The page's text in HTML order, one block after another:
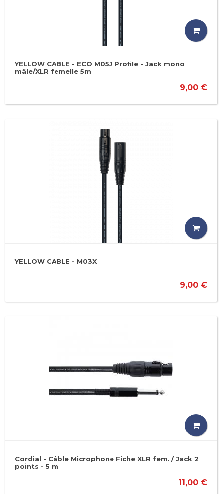
YELLOW CABLE - ECO M05J Profile - Jack mono
mâle/XLR femelle 5m
9,00 €
YELLOW CABLE - M03X
9,00 €
Cordial - Câble Microphone Fiche XLR fem. / Jack 2
points - 5 m
11,00 €